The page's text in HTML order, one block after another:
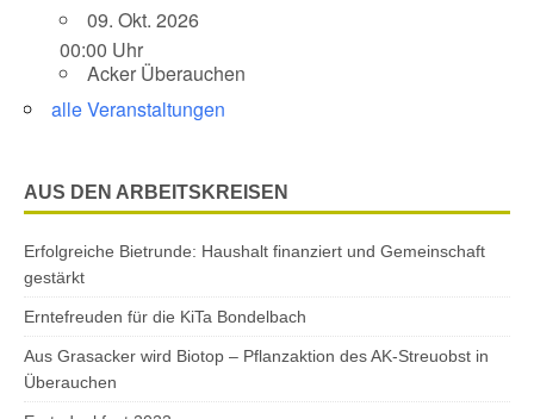
09. Okt. 2026
00:00 Uhr
Acker Überauchen
alle Veranstaltungen
AUS DEN ARBEITSKREISEN
Erfolgreiche Bietrunde: Haushalt finanziert und Gemeinschaft
gestärkt
Erntefreuden für die KiTa Bondelbach
Aus Grasacker wird Biotop – Pflanzaktion des AK-Streuobst in
Überauchen